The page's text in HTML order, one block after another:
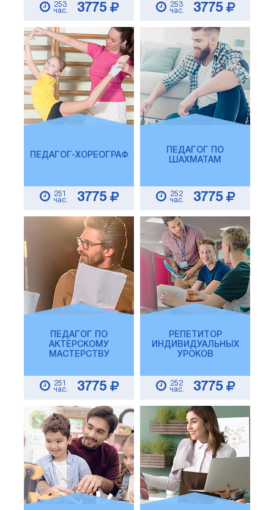
253
час.
3775
253
час.
3775
ПЕДАГОГ-ХОРЕОГРАФ
251
час.
3775
ПЕДАГОГ ПО
ШАХМАТАМ
252
час.
3775
ПЕДАГОГ ПО
АКТЕРСКОМУ
МАСТЕРСТВУ
251
час.
3775
РЕПЕТИТОР
ИНДИВИДУАЛЬНЫХ
УРОКОВ
252
час.
3775